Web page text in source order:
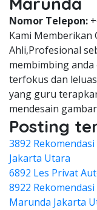
Nomor Telepon:
Kami Memberikan
Ahli,Profesional
membimbing
terfokus dan
yang guru
mendesain
Posting
3892
Jakarta Utara
6892 Les Privat
8922
Marunda Jakarta